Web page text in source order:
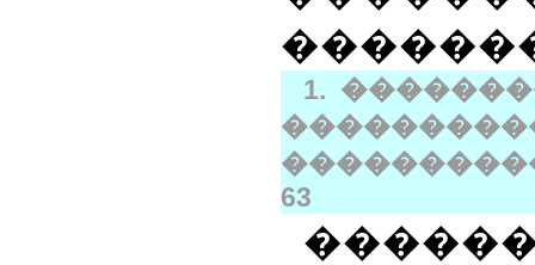
1.
63